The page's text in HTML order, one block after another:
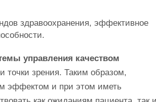
здравоохранения, эффективное
управления качеством
точки зрения. Таким образом,
эффектом и при этом иметь